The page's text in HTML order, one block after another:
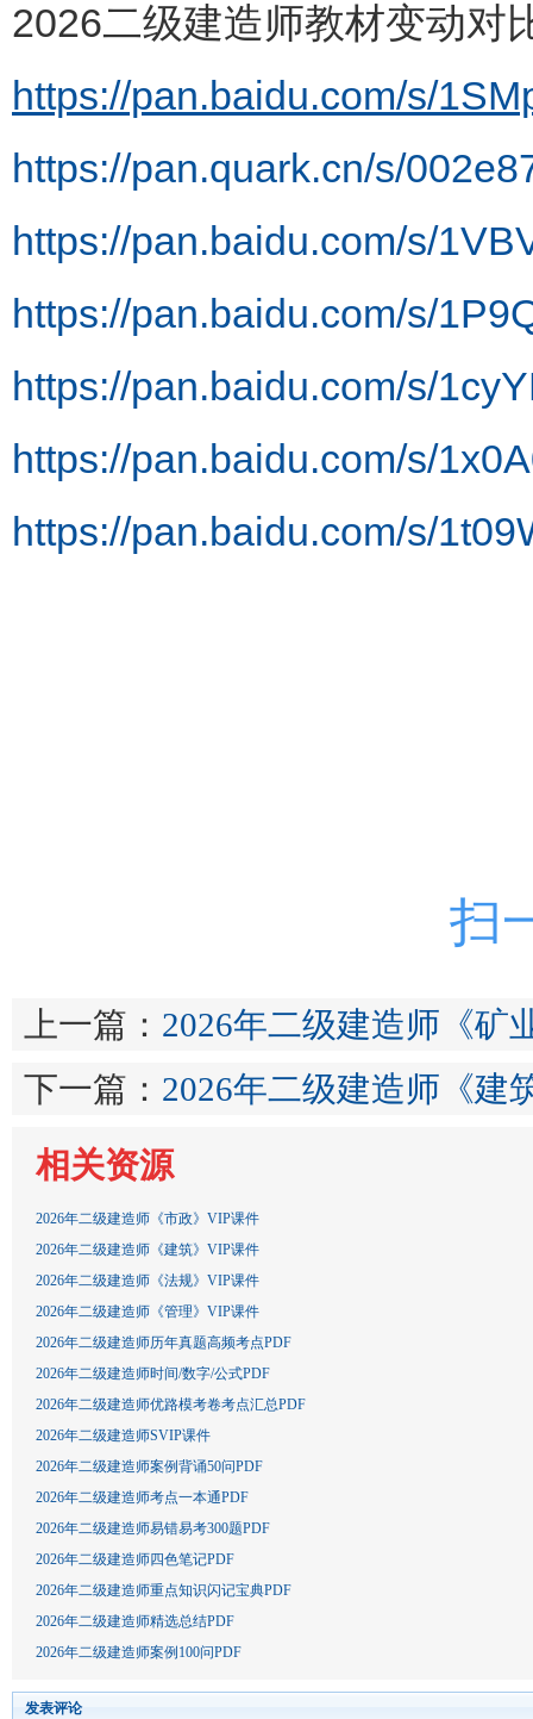
2026二级建造师教材变动对
https://pan.baidu.com/s/
https://pan.quark.cn/s/
https://pan.baidu.com/s/
https://pan.baidu.com/s/
https://pan.baidu.com/s/
https://pan.baidu.com/s/
https://pan.baidu.com/s/
扫
上一篇： 2026年二级建造师《矿
下一篇： 2026年二级建造师《建
相关资源
2026年二级建造师《市政》VIP课件
2026年二级建造师《建筑》VIP课件
2026年二级建造师《法规》VIP课件
2026年二级建造师《管理》VIP课件
2026年二级建造师历年真题高频考点PDF
2026年二级建造师时间/数字/公式PDF
2026年二级建造师优路模考卷考点汇总PDF
2026年二级建造师SVIP课件
2026年二级建造师案例背诵50问PDF
2026年二级建造师考点一本通PDF
2026年二级建造师易错易考300题PDF
2026年二级建造师四色笔记PDF
2026年二级建造师重点知识闪记宝典PDF
2026年二级建造师精选总结PDF
2026年二级建造师案例100问PDF
发表评论